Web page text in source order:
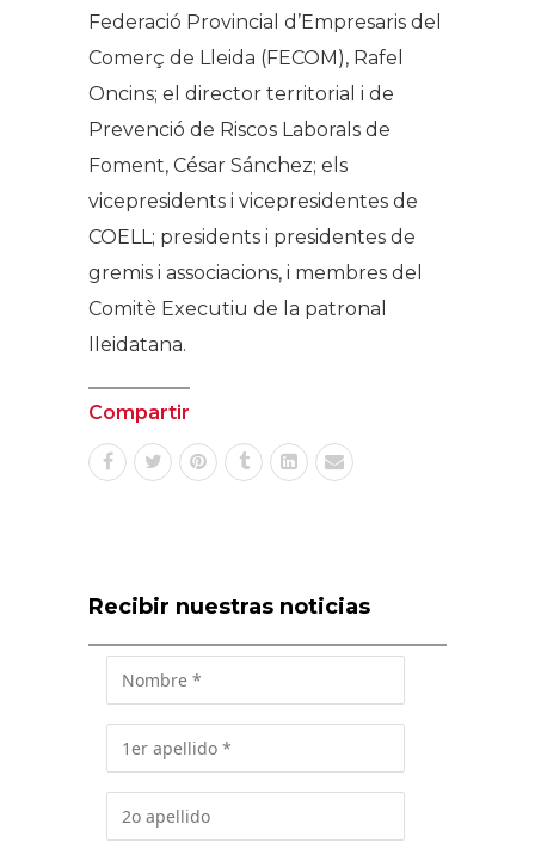
Federació Provincial d’Empresaris del
Comerç de Lleida (FECOM), Rafel
Oncins; el director territorial i de
Prevenció de Riscos Laborals de
Foment, César Sánchez; els
vicepresidents i vicepresidentes de
COELL; presidents i presidentes de
gremis i associacions, i membres del
Comitè Executiu de la patronal
lleidatana.
Compartir
Recibir nuestras noticias